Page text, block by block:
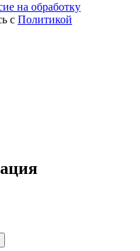
на обработку
c Политикой